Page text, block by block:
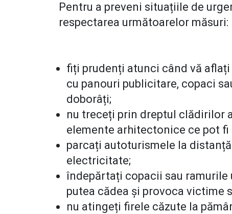
Pentru a preveni situațiile de
respectarea următoarelor măsuri:
fiți prudenți atunci când vă
cu panouri publicitare, copaci
doborâți;
nu treceți prin dreptul clădirilor
elemente arhitectonice ce pot fi
parcați autoturismele la
electricitate;
îndepărtați copacii sau ramurile
putea cădea şi provoca victime
nu atingeți firele căzute la